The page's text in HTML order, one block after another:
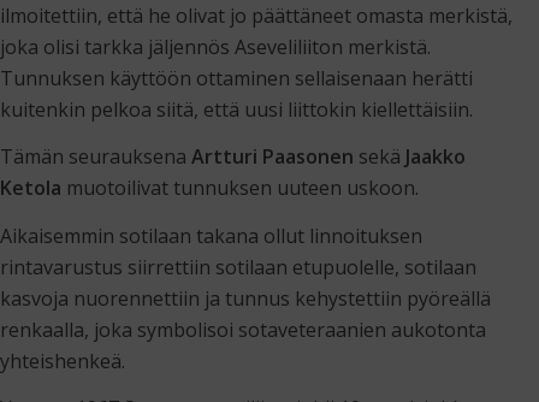
ilmoitettiin, että he olivat jo päättäneet omasta merkistä,
joka olisi tarkka jäljennös Aseveliliiton merkistä.
Tunnuksen käyttöön ottaminen sellaisenaan herätti
kuitenkin pelkoa siitä, että uusi liittokin kiellettäisiin.
Tämän seurauksena Artturi Paasonen sekä Jaakko
Ketola muotoilivat tunnuksen uuteen uskoon.
Aikaisemmin sotilaan takana ollut linnoituksen
rintavarustus siirrettiin sotilaan etupuolelle, sotilaan
kasvoja nuorennettiin ja tunnus kehystettiin pyöreällä
renkaalla, joka symbolisoi sotaveteraanien aukotonta
yhteishenkeä.